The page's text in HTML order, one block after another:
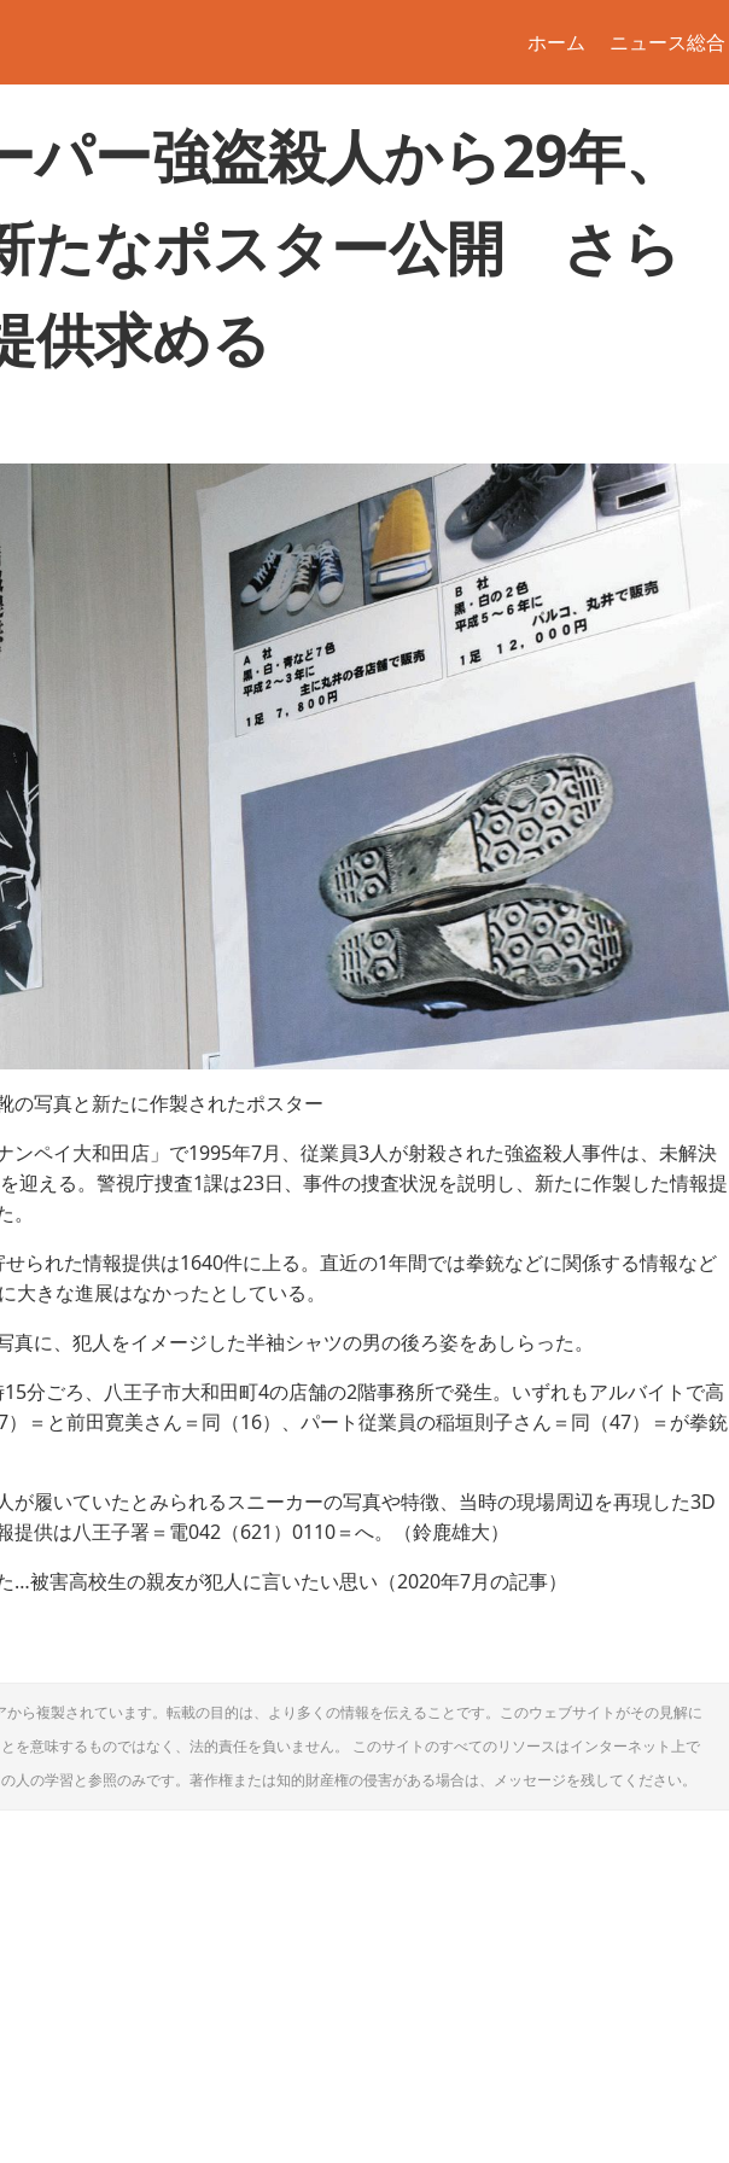
ホーム ニュース総合
パー強盗殺人から29年、
たなポスター公開 さら
供求める
の写真と新たに作製されたポスター
ンペイ大和田店」で1995年7月、従業員3人が射殺された強盗殺人事件は、未解決
迎える。警視庁捜査1課は23日、事件の捜査状況を説明し、新たに作製した情報提
られた情報提供は1640件に上る。直近の1年間では拳銃などに関係する情報など
きな進展はなかったとしている。
真に、犯人をイメージした半袖シャツの男の後ろ姿をあしらった。
分ごろ、八王子市大和田町4の店舗の2階事務所で発生。いずれもアルバイトで高
＝と前田寛美さん＝同（16）、パート従業員の稲垣則子さん＝同（47）＝が拳銃
が履いていたとみられるスニーカーの写真や特徴、当時の現場周辺を再現した3D
供は八王子署＝電042（621）0110＝へ。（鈴鹿雄大）
…被害高校生の親友が犯人に言いたい思い（2020年7月の記事）
ら複製されています。転載の目的は、より多くの情報を伝えることです。このウェブサイトがその見解に
を意味するものではなく、法的責任を負いません。 このサイトのすべてのリソースはインターネット上で
人の学習と参照のみです。著作権または知的財産権の侵害がある場合は、メッセージを残してください。